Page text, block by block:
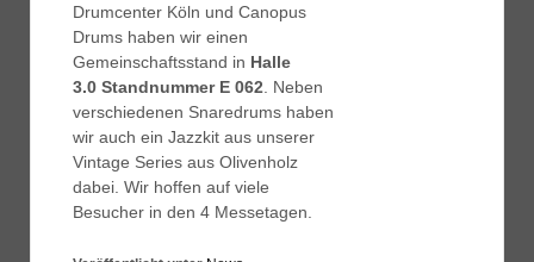
Drumcenter Köln und Canopus
Drums haben wir einen
Gemeinschaftsstand in Halle
3.0 Standnummer E 062. Neben
verschiedenen Snaredrums haben
wir auch ein Jazzkit aus unserer
Vintage Series aus Olivenholz
dabei. Wir hoffen auf viele
Besucher in den 4 Messetagen.